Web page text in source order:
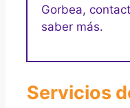
Gorbea,
saber más.
Servicios